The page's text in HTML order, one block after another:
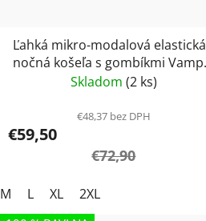
Ľahká mikro-modalová elastická
nočná košeľa s gombíkmi Vamp
Skladom (2 ks)
€48,37 bez DPH
€59,50
€72,90
M L XL 2XL